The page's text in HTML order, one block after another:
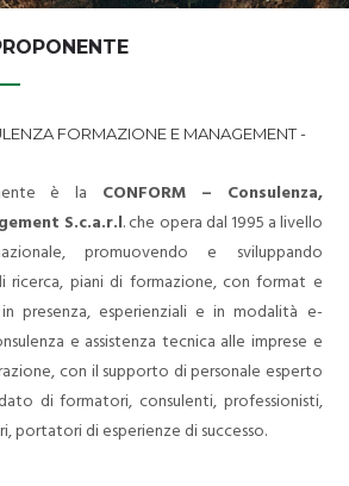
FORMAZIONE E MANAGEMENT -
è la CONFORM – Consulenza,
S.c.a.r.l. che opera dal 1995 a livello
promuovendo e sviluppando
piani di formazione, con format e
presenza, esperienziali e in modalità e-
e assistenza tecnica alle imprese e
con il supporto di personale esperto
di formatori, consulenti, professionisti,
portatori di esperienze di successo.